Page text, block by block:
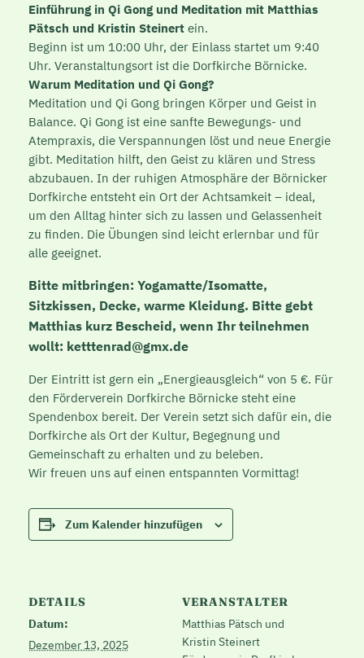
Einführung in Qi Gongund Meditation mit Matthias
Pätsch und Kristin Steinertein.
Beginn ist um 10:00 Uhr, der Einlass startet um 9:40
Uhr. Veranstaltungsort ist die Dorfkirche Börnicke.
Warum Meditation und Qi Gong?
Meditation und Qi Gongbringen Körper und Geist in
Balance. Qi Gongist eine sanfte Bewegungs- und
Atempraxis, die Verspannungen löst und neue Energie
gibt. Meditation hilft, den Geist zu klären und Stress
abzubauen. In der ruhigen Atmosphäre der Börnicker
Dorfkirche entsteht ein Ort der Achtsamkeit – ideal,
um den Alltag hinter sich zu lassen und Gelassenheit
zu finden. Die Übungen sind leicht erlernbar und für
alle geeignet.
Bitte mitbringen: Yogamatte/Isomatte,
Sitzkissen, Decke, warme Kleidung. Bitte gebt
Matthias kurz Bescheid, wenn Ihr teilnehmen
wollt: ketttenrad@gmx.de
Der Eintritt ist gern ein „Energieausgleich“ von 5 €. Für
den Förderverein Dorfkirche Börnicke steht eine
Spendenbox bereit. Der Verein setzt sich dafür ein, die
Dorfkirche als Ort der Kultur, Begegnung und
Gemeinschaft zu erhalten und zu beleben.
Wir freuen uns auf einen entspannten Vormittag!
Zum Kalender hinzufügen
DETAILS
Datum:
Dezember 13, 2025
VERANSTALTER
Matthias Pätsch und
Kristin Steinert